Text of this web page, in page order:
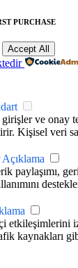
PURCHASE
Accept All
ve onay
Kişisel veri
Açıklama
paylaşımı,
etkileşimlerini
kaynakları